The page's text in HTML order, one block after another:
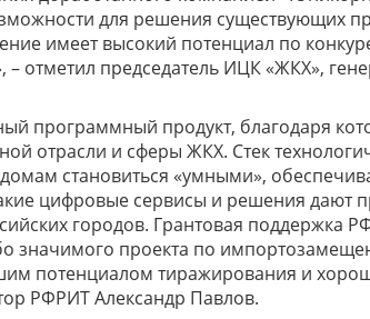
для решения существующих
имеет высокий потенциал по
– отметил председатель ИЦК «ЖКХ»,
программный продукт, благодаря
отрасли и сферы ЖКХ. Стек
становиться «умными»,
цифровые сервисы и решения дают
городов. Грантовая поддержка
значимого проекта по
потенциалом тиражирования и
РФРИТ Александр Павлов.